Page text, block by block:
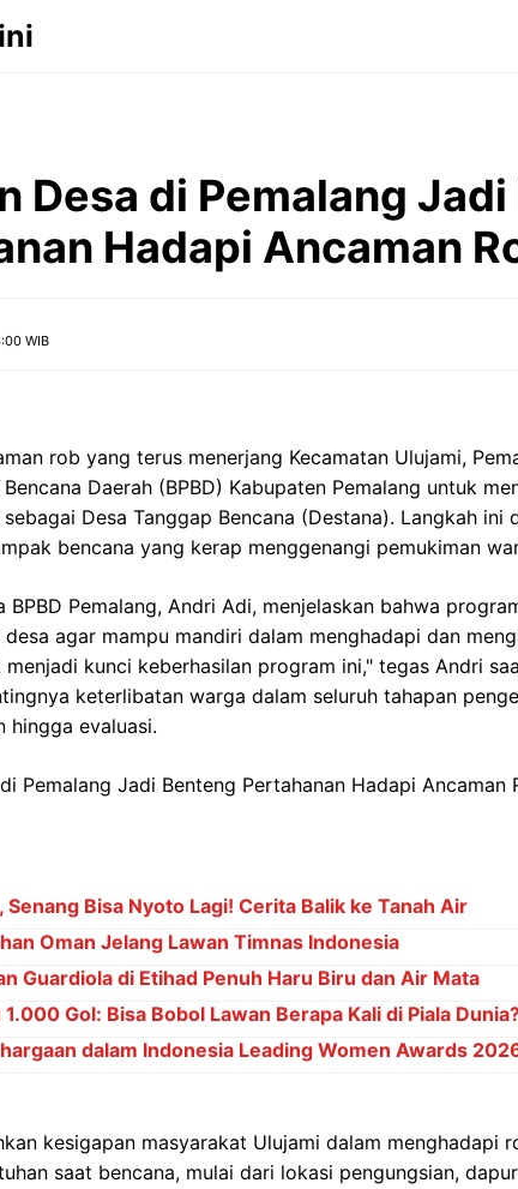
Desa di Pemalang
Hadapi Ancaman
WIB
rob yang terus menerjang Kecamatan Ulujami,
Daerah (BPBD) Kabupaten Pemalang untuk
Desa Tanggap Bencana (Destana). Langkah ini
bencana yang kerap menggenangi pemukiman
BPBD Pemalang, Andri Adi, menjelaskan bahwa
agar mampu mandiri dalam menghadapi dan
kunci keberhasilan program ini," tegas Andri
keterlibatan warga dalam seluruh tahapan
hingga evaluasi.
Senang Bisa Nyoto Lagi! Cerita Balik ke Tanah Air
Oman Jelang Lawan Timnas Indonesia
Guardiola di Etihad Penuh Haru Biru dan Air Mata
Gol: Bisa Bobol Lawan Berapa Kali di Piala
dalam Indonesia Leading Women Awards
kesigapan masyarakat Ulujami dalam menghadapi
saat bencana, mulai dari lokasi pengungsian,